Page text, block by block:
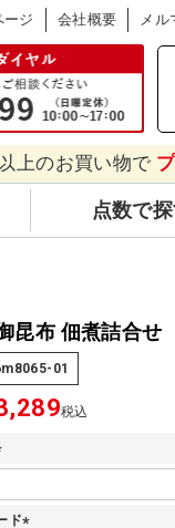
ージ 会社概要 メル
以上のお買い物で
点数で
昆布 佃煮詰合せ
01
税込
ド